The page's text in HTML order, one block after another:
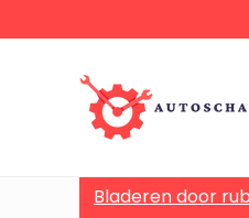
Bladeren door